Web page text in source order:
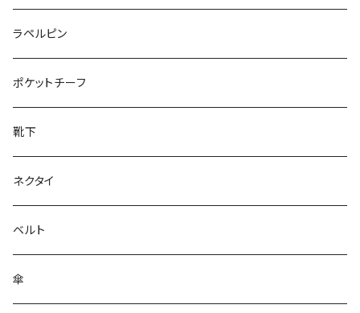
50/XL～
27cm～
28cm～
ラペルピン
ポケットチーフ
靴下
ネクタイ
ベルト
傘